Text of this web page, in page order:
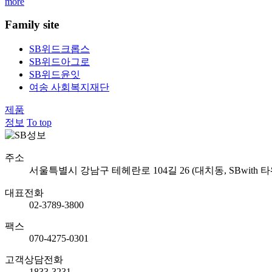
Family site
SB위드크롭스
SB위드아그로
SB위드윤잇
여송 사회복지재단
제품
정보 To top
주소
서울특별시 강남구 테헤란로 104길 26 (대치동, SBwith
대표전화
02-3789-3800
팩스
070-4275-0301
고객상담전화